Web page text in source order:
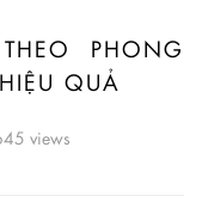
PHONG
QUẢ
views